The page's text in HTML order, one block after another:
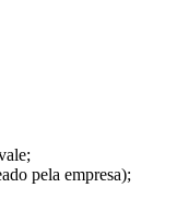
pela empresa);